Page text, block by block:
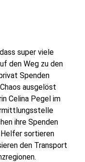
super viele
den Weg zu den
Spenden
ausgelöst
Celina Pegel im
ihre Spenden
Helfer sortieren
den Transport